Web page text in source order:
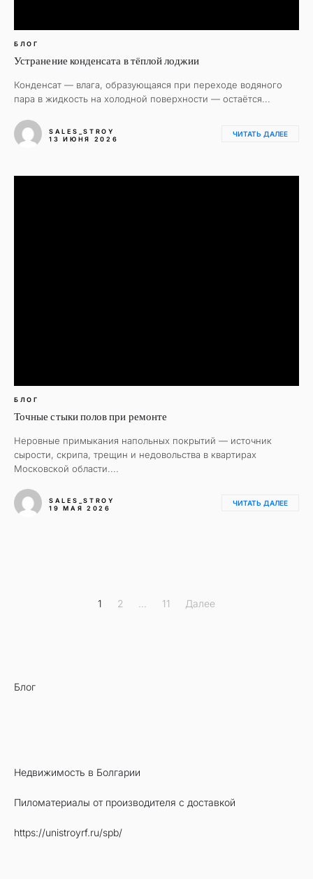
БЛОГ
Устранение конденсата в тёплой лоджии
Конденсат — влага, образующаяся при переходе водяного
пара в жидкость на холодной поверхности — остаётся...
SALES_STROY
13 ИЮНЯ 2026
ЧИТАТЬ ДАЛЕЕ
БЛОГ
Точные стыки полов при ремонте
Неровные примыкания напольных покрытий — источник
сырости, скрипа, трещин и недовольства в квартирах
Московской области....
SALES_STROY
19 МАЯ 2026
ЧИТАТЬ ДАЛЕЕ
1 2 11 Далее
Блог
Недвижимость в Болгарии
Пиломатериалы от производителя с доставкой
https://unistroyrf.ru/spb/